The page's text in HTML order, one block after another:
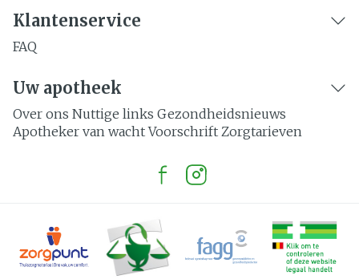
Klantenservice
FAQ
Uw apotheek
Over ons Nuttige links Gezondheidsnieuws
Apotheker van wacht Voorschrift Zorgtarieven